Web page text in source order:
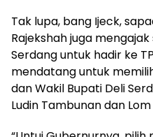
Tak lupa, bang Ijeck,
Rajekshah juga
Serdang untuk hadir ke
mendatang untuk
dan Wakil Bupati Deli
Ludin Tambunan dan